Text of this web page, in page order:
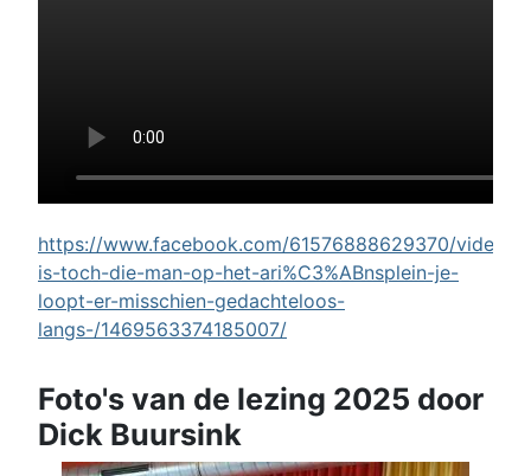
https://www.facebook.com/61576888629370/videos/
is-toch-die-man-op-het-ari%C3%ABnsplein-je-
loopt-er-misschien-gedachteloos-
langs-/1469563374185007/
Foto's van de lezing 2025 door
Dick Buursink